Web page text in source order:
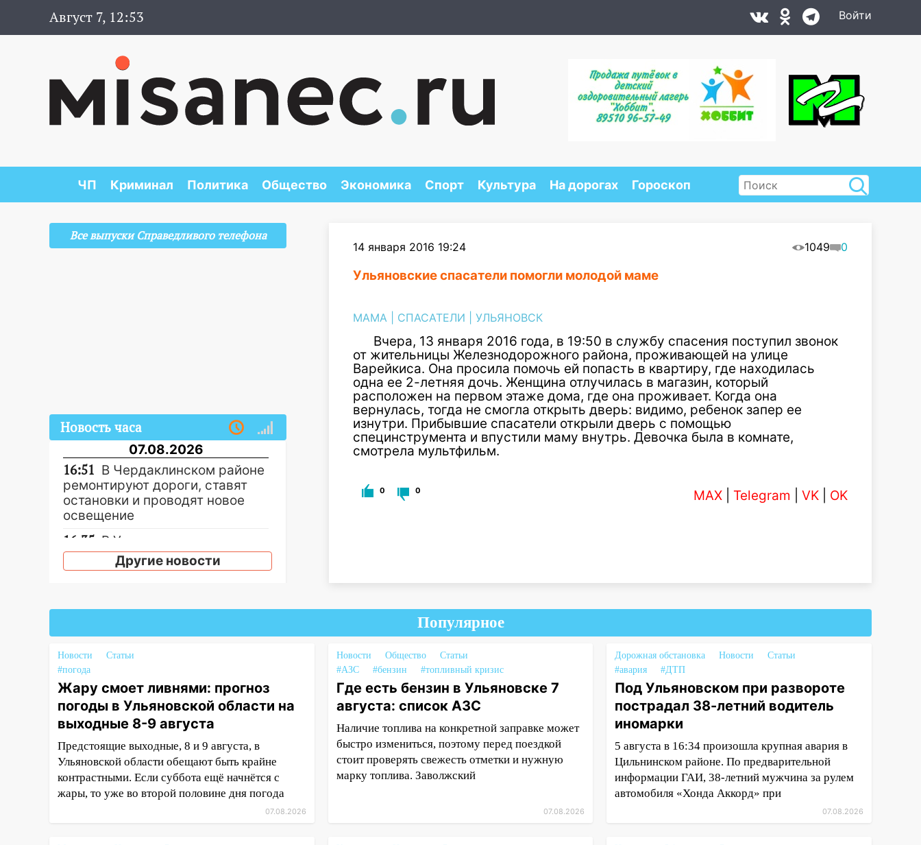
Август 7, 12:53 Войти
ЧП Криминал Политика Общество Экономика Спорт Культура На дорогах Гороскоп
14 января 2016 19:24 1049 0
Ульяновские спасатели помогли молодой маме
МАМА СПАСАТЕЛИ УЛЬЯНОВСК
Вчера, 13 января 2016 года, в 19:50 в службу спасения поступил звонок
от жительницы Железнодорожного района, проживающей на улице
Варейкиса. Она просила помочь ей попасть в квартиру, где находилась
одна ее 2-летняя дочь. Женщина отлучилась в магазин, который
расположен на первом этаже дома, где она проживает. Когда она
вернулась, тогда не смогла открыть дверь: видимо, ребенок запер ее
изнутри. Прибывшие спасатели открыли дверь с помощью
специнструмента и впустили маму внутрь. Девочка была в комнате,
смотрела мультфильм.
0 0 MAX Telegram VK OK
Все выпуски Справедливого телефона
Новость часа
07.08.2026
16:51 В Чердаклинском районе
ремонтируют дороги, ставят
остановки и проводят новое
освещение
16:35 В Ульяновске установили
ещё девять бункеров для
крупногабаритного мусора
покажут матч «Волги» под
16:12
В Ульяновском
госуниверситете разработают
отечественный прибор для
цифровой ПЦР
15:47 Ульяновцы могут
закрывшегося фитнес-клуба
«Рекорд-Fitness»
15:34
После вмешательства
Другие новости
Популярное
Новости
Статьи
#погода
Жару смоет ливнями: прогноз
погоды в Ульяновской области на
выходные 8-9 августа
Предстоящие выходные, 8 и 9 августа, в
Ульяновской области обещают быть крайне
контрастными. Если суббота ещё начнётся с
жары, то уже во второй половине дня погода
07.08.2026
Новости Общество
Статьи
#АЗС
#бензин #топливный кризис
Где есть бензин в Ульяновске 7
августа: список АЗС
Наличие топлива на конкретной заправке может
быстро измениться, поэтому перед поездкой
стоит проверять свежесть отметки и нужную
марку топлива. Заволжский
07.08.2026
Дорожная обстановка Новости
Статьи
#авария
#ДТП
Под Ульяновском при развороте
пострадал 38-летний водитель
иномарки
5 августа в 16:34 произошла крупная авария в
Цильнинском районе. По предварительной
информации ГАИ, 38-летний мужчина за рулем
автомобиля «Хонда Аккорд» при
07.08.2026